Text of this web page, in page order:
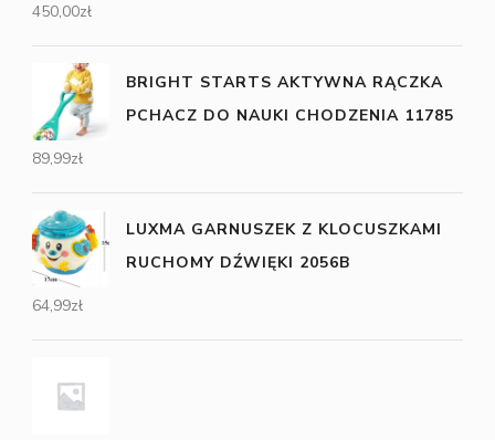
450,00zł
BRIGHT STARTS AKTYWNA RĄCZKA
PCHACZ DO NAUKI CHODZENIA 11785
89,99zł
LUXMA GARNUSZEK Z KLOCUSZKAMI
RUCHOMY DŹWIĘKI 2056B
64,99zł